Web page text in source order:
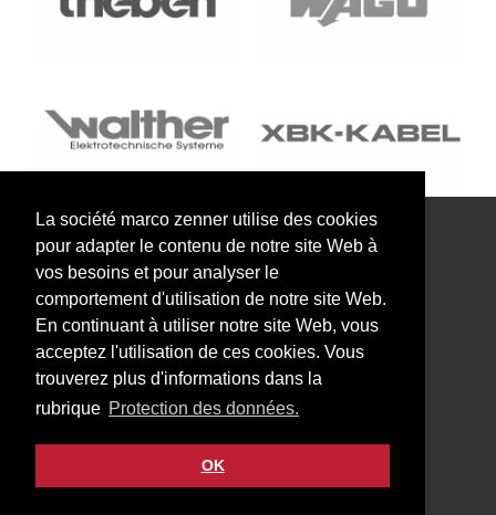
La société marco zenner utilise des cookies
pour adapter le contenu de notre site Web à
vos besoins et pour analyser le
comportement d'utilisation de notre site Web.
En continuant à utiliser notre site Web, vous
acceptez l'utilisation de ces cookies. Vous
trouverez plus d'informations dans la
rubrique Protection des données.
OK
Notre Newsletter vous intéresse?
Impressum
Protection des données
Contact
Facebook